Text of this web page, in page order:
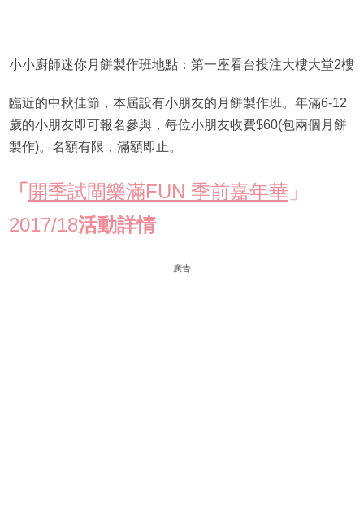
小小廚師迷你月餅製作班地點：第一座看台投注大樓大堂2樓
臨近的中秋佳節，本屆設有小朋友的月餅製作班。年滿6-12
歲的小朋友即可報名參與，每位小朋友收費$60(包兩個月餅
製作)。名額有限，滿額即止。
「 開季試閘樂滿FUN 季前嘉年華 」
2017/18活動詳情
廣告